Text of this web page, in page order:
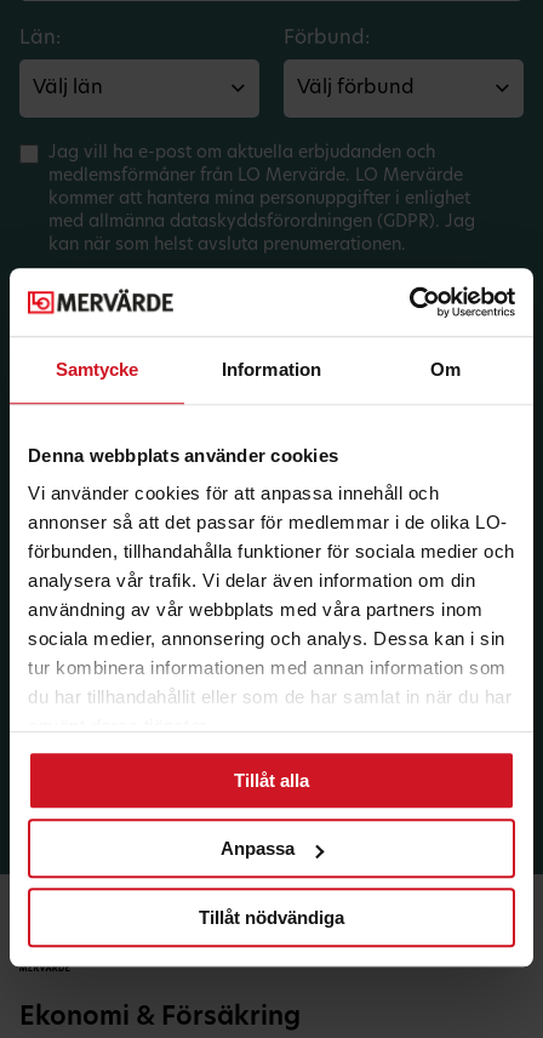
Samtycke Information Om
Denna webbplats använder cookies
Vi använder cookies för att anpassa innehåll och
annonser så att det passar för medlemmar i de olika LO-
förbunden, tillhandahålla funktioner för sociala medier och
analysera vår trafik. Vi delar även information om din
användning av vår webbplats med våra partners inom
sociala medier, annonsering och analys. Dessa kan i sin
tur kombinera informationen med annan information som
du har tillhandahållit eller som de har samlat in när du har
Tillåt alla
Anpassa
Tillåt nödvändiga
Län: Förbund:
Jag vill ha e-post om aktuella erbjudanden och
medlemsförmåner från LO Mervärde. LO Mervärde
kommer att hantera mina personuppgifter i enlighet
med allmänna dataskyddsförordningen (GDPR). Jag
kan när som helst avsluta prenumerationen.
Ekonomi & Försäkring